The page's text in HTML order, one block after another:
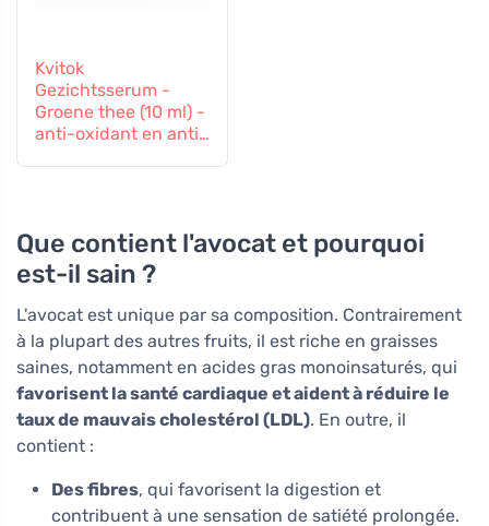
Kvitok
Gezichtsserum -
Groene thee (10 ml) -
anti-oxidant en anti-
Que contient l'avocat et pourquoi
est-il sain ?
L'avocat est unique par sa composition. Contrairement
à la plupart des autres fruits, il est riche en graisses
saines, notamment en acides gras monoinsaturés, qui
favorisent la santé cardiaque et aident à réduire le
taux de mauvais cholestérol (LDL). En outre, il
contient :
Des fibres, qui favorisent la digestion et
contribuent à une sensation de satiété prolongée.